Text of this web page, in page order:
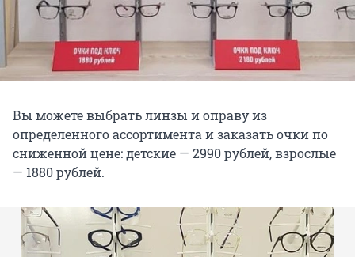
Вы можете выбрать линзы и оправу из
определенного ассортимента и заказать очки по
сниженной цене: детские — 2990 рублей, взрослые
— 1880 рублей.